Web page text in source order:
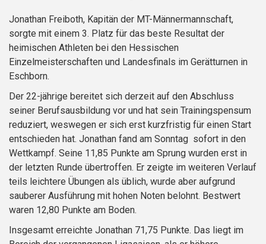
Jonathan Freiboth, Kapitän der MT-Männermannschaft,
sorgte mit einem 3. Platz für das beste Resultat der
heimischen Athleten bei den Hessischen
Einzelmeisterschaften und Landesfinals im Gerätturnen in
Eschborn.
Der 22-jährige bereitet sich derzeit auf den Abschluss
seiner Berufsausbildung vor und hat sein Trainingspensum
reduziert, weswegen er sich erst kurzfristig für einen Start
entschieden hat. Jonathan fand am Sonntag sofort in den
Wettkampf. Seine 11,85 Punkte am Sprung wurden erst in
der letzten Runde übertroffen. Er zeigte im weiteren Verlauf
teils leichtere Übungen als üblich, wurde aber aufgrund
sauberer Ausführung mit hohen Noten belohnt. Bestwert
waren 12,80 Punkte am Boden.
Insgesamt erreichte Jonathan 71,75 Punkte. Das liegt im